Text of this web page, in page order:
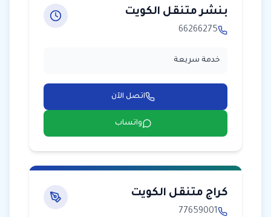
بنشر متنقل الكويت
66266275
خدمة سريعة
اتصل الآن
واتساب
كراج متنقل الكويت
77659001